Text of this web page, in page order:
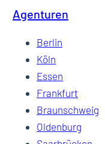
Agenturen
Berlin
Köln
Essen
Frankfurt
Braunschweig
Oldenburg